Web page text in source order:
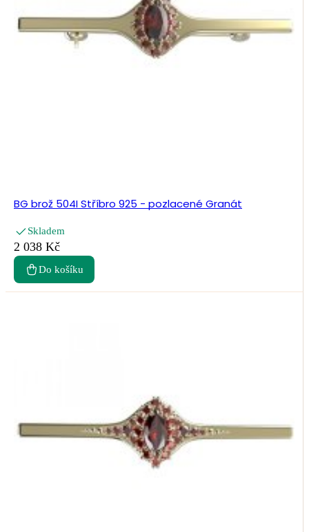
BG brož 504I Stříbro 925 - pozlacené Granát
Skladem
2 038 Kč
Do košíku